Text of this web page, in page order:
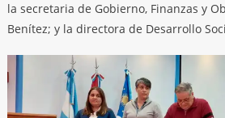
la secretaria de Gobierno, Finanzas y
Benítez; y la directora de Desarrollo